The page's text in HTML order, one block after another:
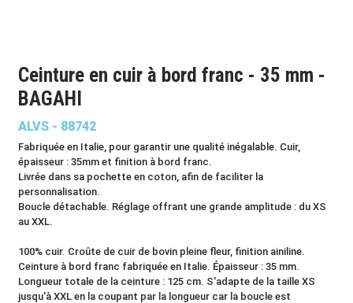
Ceinture en cuir à bord franc - 35 mm -
BAGAHI
ALVS - 88742
Fabriquée en Italie, pour garantir une qualité inégalable. Cuir,
épaisseur : 35mm et finition à bord franc.
Livrée dans sa pochette en coton, afin de faciliter la
personnalisation.
Boucle détachable. Réglage offrant une grande amplitude : du XS
au XXL.
100% cuir. Croûte de cuir de bovin pleine fleur, finition ainiline.
Ceinture à bord franc fabriquée en Italie. Épaisseur : 35 mm.
Longueur totale de la ceinture : 125 cm. S'adapte de la taille XS
jusqu'à XXL en la coupant par la longueur car la boucle est